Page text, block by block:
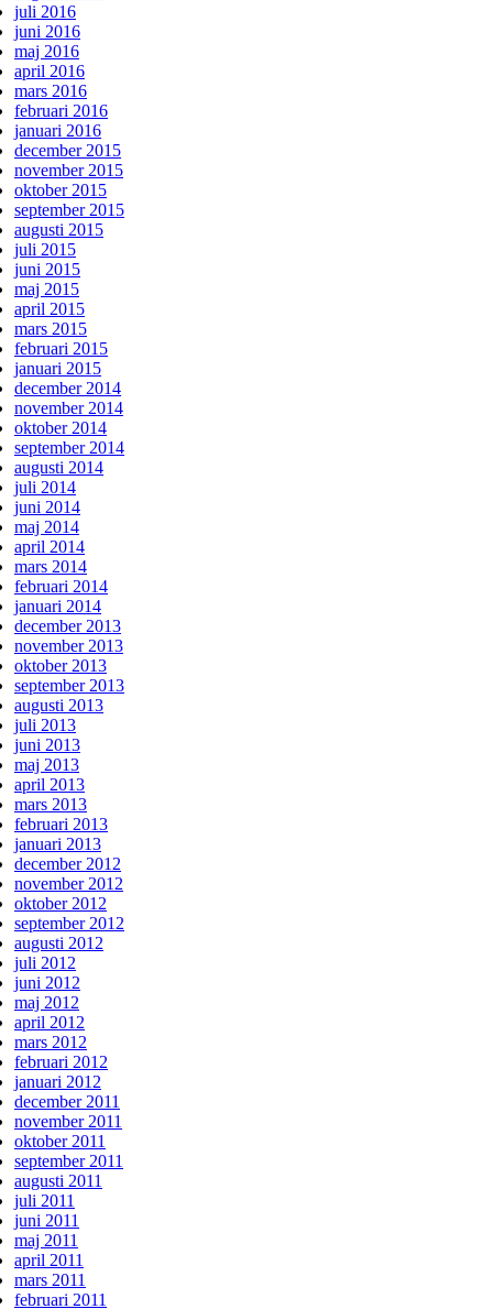
juli 2016
juni 2016
maj 2016
april 2016
mars 2016
februari 2016
januari 2016
december 2015
november 2015
oktober 2015
september 2015
augusti 2015
juli 2015
juni 2015
maj 2015
april 2015
mars 2015
februari 2015
januari 2015
december 2014
november 2014
oktober 2014
september 2014
augusti 2014
juli 2014
juni 2014
maj 2014
april 2014
mars 2014
februari 2014
januari 2014
december 2013
november 2013
oktober 2013
september 2013
augusti 2013
juli 2013
juni 2013
maj 2013
april 2013
mars 2013
februari 2013
januari 2013
december 2012
november 2012
oktober 2012
september 2012
augusti 2012
juli 2012
juni 2012
maj 2012
april 2012
mars 2012
februari 2012
januari 2012
december 2011
november 2011
oktober 2011
september 2011
augusti 2011
juli 2011
juni 2011
maj 2011
april 2011
mars 2011
februari 2011